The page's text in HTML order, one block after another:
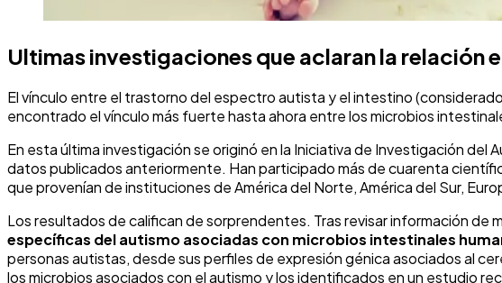
Ultimas investigaciones que aclaran la relación
El vínculo entre el trastorno del espectro autista y el intestino
encontrado el vínculo más fuerte hasta ahora entre los microbios
En esta última investigación se originó en la Iniciativa de Investigación del
datos publicados anteriormente. Han participado más de cuarenta
que provenían de instituciones de América del Norte, América del Sur,
Los resultados de califican de sorprendentes. Tras revisar información de
específicas del autismo asociadas con microbios intestinales
personas autistas, desde sus perfiles de expresión génica asociados al
los microbios asociados con el autismo y los identificados en un estudio